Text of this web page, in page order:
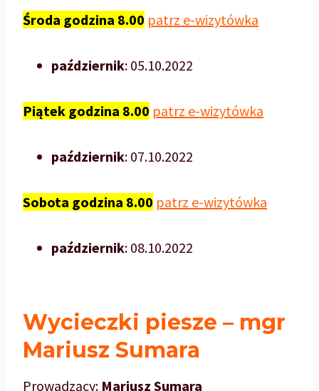
Środa godzina 8.00 patrz e-wizytówka
październik: 05.10.2022
Piątek godzina 8.00 patrz e-wizytówka
październik: 07.10.2022
Sobota godzina 8.00 patrz e-wizytówka
październik: 08.10.2022
Wycieczki piesze – mgr
Mariusz Sumara
Prowadzący: Mariusz Sumara